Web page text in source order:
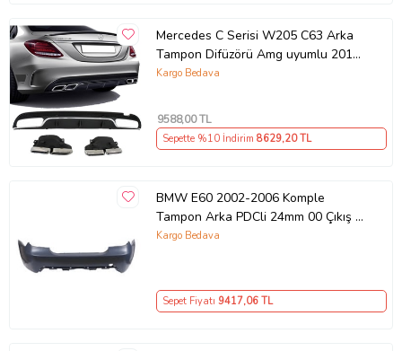
Mercedes C Serisi W205 C63 Arka
Tampon Difüzörü Amg uyumlu 2014-
2019 arası
Kargo Bedava
9588,00 TL
Sepette %10 İndirim 8629,20 TL
BMW E60 2002-2006 Komple
Tampon Arka PDCli 24mm 00 Çıkış M
Tech 2003 06 51777907177 Wender
Kargo Bedava
Sepet Fiyatı 9417,06 TL